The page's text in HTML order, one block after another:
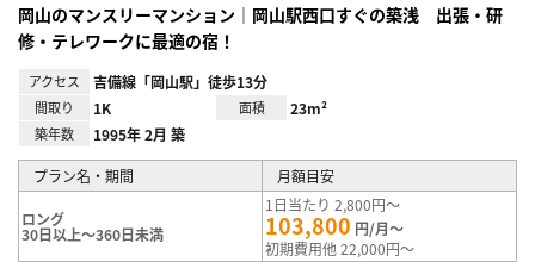
岡山のマンスリーマンション｜岡山駅西口すぐの築浅 出張・研
修・テレワークに最適の宿！
アクセス 吉備線「岡山駅」徒歩13分
間取り 1K 面積 23m²
築年数 1995年 2月 築
プラン名・期間 月額目安
ロング
30日以上～360日未満
1日当たり 2,800円～
103,800 円/月～
初期費用他 22,000円～